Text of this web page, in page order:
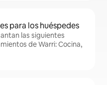
para los huéspedes
las siguientes
de Warri: Cocina,